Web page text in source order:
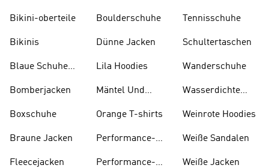
Bikini-oberteile
Bikinis
Blaue Schuhe
Bomberjacken
Boxschuhe
Braune Jacken
Fleecejacken
Boulderschuhe
Dünne Jacken
Lila Hoodies
Mäntel Und
Orange T-shirts
Performance-
Performance-
Tennisschuhe
Schultertaschen
Wanderschuhe
Wasserdichte
Weinrote Hoodies
W eiße Sandalen
Weiße Jacken